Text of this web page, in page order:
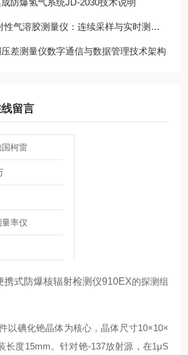
防爆氢气系统JD-2030技术说明
溶胶测量仪：连续采样与实时测量一体化设计
差测量仪数字通信与数据管理技术架构
留言
柯雷
率仪
携式防爆核辐射检测仪910EX的探测组
以碘化铯晶体为核心，晶体尺寸10×10×
长度15mm。针对铯-137放射源，在1μS